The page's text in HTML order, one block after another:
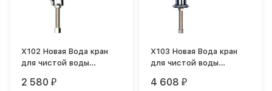
X102 Новая Вода кран
для чистой воды
2 580 ₽
X103 Новая Вода кран
для чистой воды
шаровый
4 608 ₽